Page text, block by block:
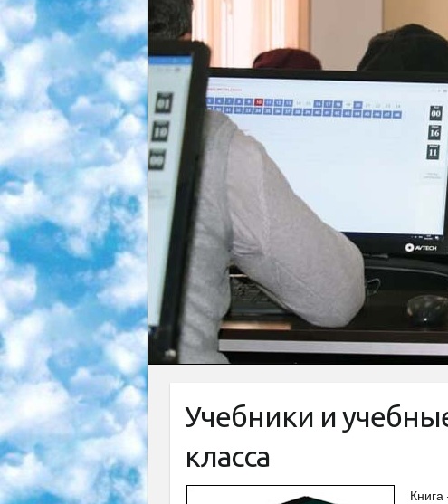
Учебники и
класса